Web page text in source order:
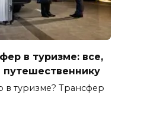
в туризме: все,
путешественнику
в туризме? Трансфер